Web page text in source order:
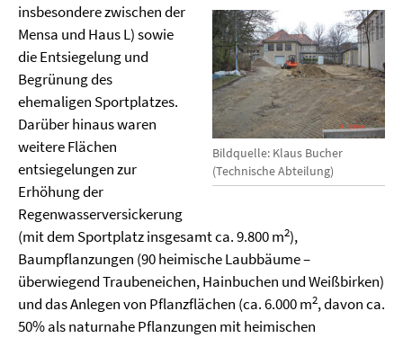
Bildquelle: Klaus Bucher
(Technische Abteilung)
insbesondere zwischen der
Mensa und Haus L) sowie
die Entsiegelung und
Begrünung des
ehemaligen Sportplatzes.
Darüber hinaus waren
weitere Flächen
entsiegelungen zur
Erhöhung der
Regenwasserversickerung
(mit dem Sportplatz insgesamt ca. 9.800 m2),
Baumpflanzungen (90 heimische Laubbäume –
überwiegend Traubeneichen, Hainbuchen und Weißbirken)
und das Anlegen von Pflanzflächen (ca. 6.000 m2, davon ca.
50% als naturnahe Pflanzungen mit heimischen